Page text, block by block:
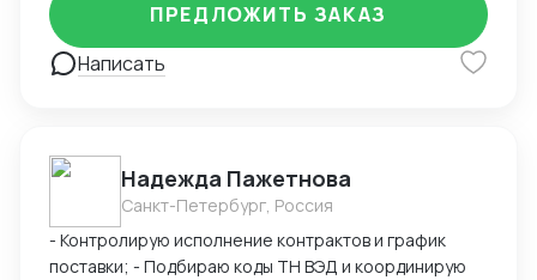
Написать
ПРЕДЛОЖИТЬ ЗАКАЗ
Надежда Пажетнова
Санкт-Петербург, Россия
- Контролирую исполнение контрактов и график
поставки; - Подбираю коды ТН ВЭД и координирую